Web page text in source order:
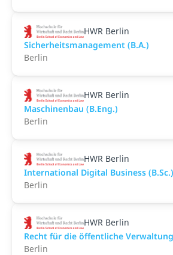
HWR Berlin
Sicherheitsmanagement (B.A.)
Berlin
HWR Berlin
Maschinenbau (B.Eng.)
Berlin
HWR Berlin
International Digital Business (B.Sc.)
Berlin
HWR Berlin
Recht für die öffentliche
Berlin